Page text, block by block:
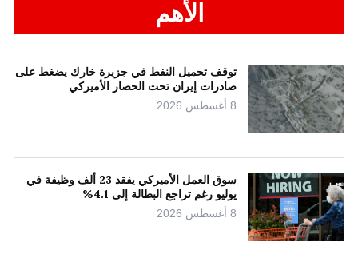
الأهم
توقف تحميل النفط في جزيرة خارك يضغط على
صادرات إيران تحت الحصار الأميركي
8 أغسطس 2026
سوق العمل الأميركي يفقد 23 ألف وظيفة في
يوليو رغم تراجع البطالة إلى 4.1%
8 أغسطس 2026